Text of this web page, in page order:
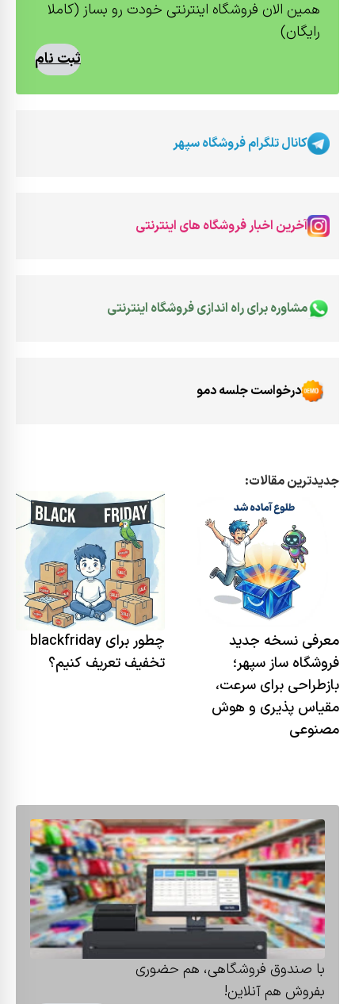
همین الان فروشگاه اینترنتی خودت رو بساز (کاملا
رایگان)
ثبت نام
کانال تلگرام فروشگاه سپهر
آخرین اخبار فروشگاه های اینترنتی
مشاوره برای راه اندازی فروشگاه اینترنتی
درخواست جلسه دمو
جدیدترین مقالات:
معرفی نسخه جدید
فروشگاه ساز سپهر؛
بازطراحی برای سرعت،
مقیاس پذیری و هوش
مصنوعی
چطور برای blackfriday
تخفیف تعریف کنیم؟
با صندوق فروشگاهی، هم حضوری
بفروش هم آنلاین!